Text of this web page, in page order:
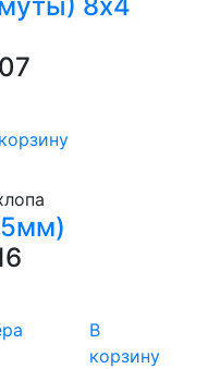
В
корзину